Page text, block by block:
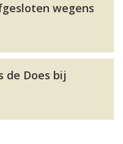
wegens
de Does bij